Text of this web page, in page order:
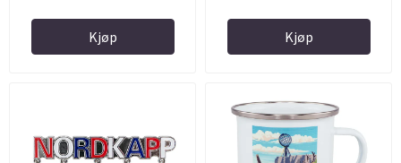
Kjøp Kjøp